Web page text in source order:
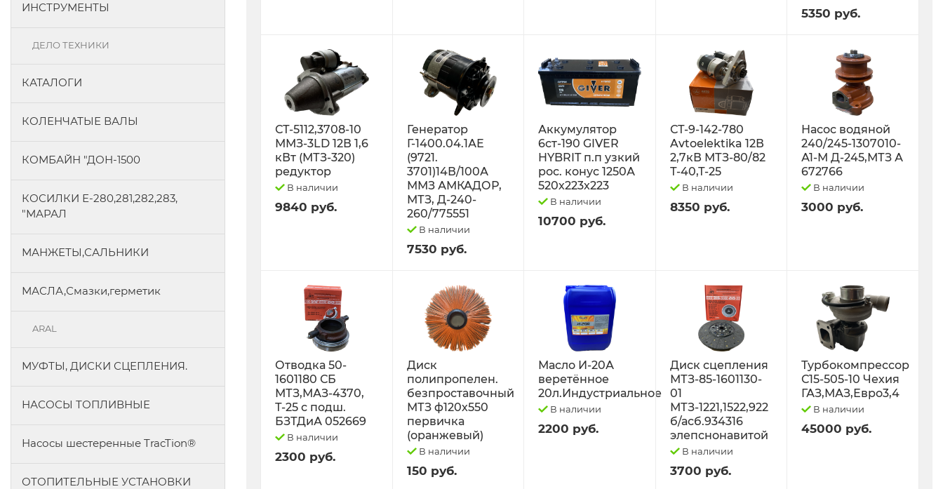
ИНСТРУМЕНТЫ
ДЕЛО ТЕХНИКИ
КАТАЛОГИ
КОЛЕНЧАТЫЕ ВАЛЫ
КОМБАЙН "ДОН-1500
КОСИЛКИ Е-280,281,282,283,
"МАРАЛ
МАНЖЕТЫ,САЛЬНИКИ
МАСЛА,Смазки,герметик
ARAL
МУФТЫ, ДИСКИ СЦЕПЛЕНИЯ.
НАСОСЫ ТОПЛИВНЫЕ
Насосы шестеренные TracTion®
ОТОПИТЕЛЬНЫЕ УСТАНОВКИ
5350 руб.
СТ-5112,3708-10
ММЗ-3LD 12В 1,6
кВт (МТЗ-320)
редуктор
В наличии
9840 руб.
Генератор
Г-1400.04.1АЕ
(9721.
3701)14В/100А
ММЗ АМКАДОР,
МТЗ, Д-240-
260/775551
В наличии
7530 руб.
Аккумулятор
6ст-190 GIVER
HYBRIT п.п узкий
рос. конус 1250А
520х223х223
В наличии
10700 руб.
СТ-9-142-780
Avtoelektika 12В
2,7кВ МТЗ-80/82
Т-40,Т-25
В наличии
8350 руб.
Насос водяной
240/245-1307010-
А1-М Д-245,МТЗ А
672766
В наличии
3000 руб.
Отводка 50-
1601180 СБ
МТЗ,МАЗ-4370,
Т-25 с подш.
БЗТДиА 052669
В наличии
2300 руб.
Диск
полипропелен.
безпроставочный
МТЗ ф120х550
первичка
(оранжевый)
В наличии
150 руб.
Масло И-20А
веретённое
20л.Индустриальное
В наличии
2200 руб.
Диск сцепления
МТЗ-85-1601130-
01
МТЗ-1221,1522,922
б/асб.934316
элепснонавитой
В наличии
3700 руб.
Турбокомпрессор
С15-505-10 Чехия
ГАЗ,МАЗ,Евро3,4
В наличии
45000 руб.